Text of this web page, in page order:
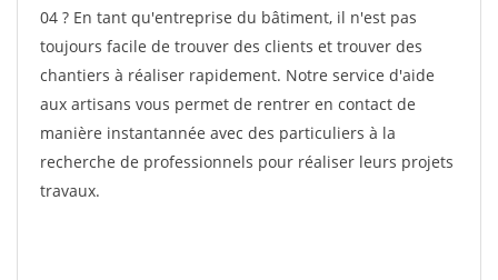
04 ? En tant qu'entreprise du bâtiment, il n'est pas
toujours facile de trouver des clients et trouver des
chantiers à réaliser rapidement. Notre service d'aide
aux artisans vous permet de rentrer en contact de
manière instantannée avec des particuliers à la
recherche de professionnels pour réaliser leurs projets
travaux.